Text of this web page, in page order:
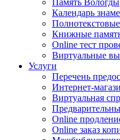
Память Вологды
Календарь
Книжные
Online тест
Виртуальные
Услуги
Перечень
Интернет-
Виртуальная
Online
Online заказ